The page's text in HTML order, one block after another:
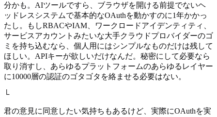
分かも。AIツールですら、ブラウザを開ける前提でないヘ
ッドレスシステムで基本的なOAuthを動かすのに1年かかっ
たし。もしRBACやIAM、ワークロードアイデンティティ、
サービスアカウントみたいな大手クラウドプロバイダーのゴ
ミを持ち込むなら、個人用にはシンプルなものだけは残して
ほしい。APIキーが欲しいだけなんだ。秘密にして必要なら
取り消すし、あらゆるプラットフォームのあらゆるレイヤー
に10000層の認証のゴタゴタを絡ませる必要はない。
└
君の意見に同意したい気持ちもあるけど、実際にOAuthを実